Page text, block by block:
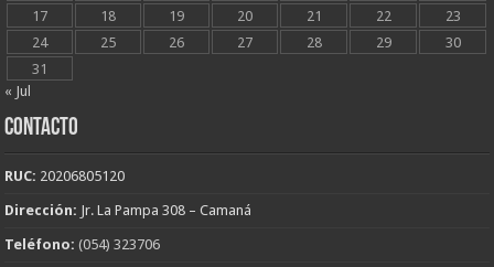
17
18 19 20 21 22
23
24
25 26 27 28 29
30
31
« Jul
CONTACTO
RUC: 20206805120
Dirección: Jr. La Pampa 308 – Camaná
Teléfono: (054) 323706